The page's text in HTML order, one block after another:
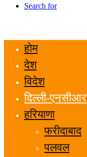
Search for
होम
देश
विदेश
दिल्ली-एनसीआर
हरियाणा
फरीदाबाद
पलवल